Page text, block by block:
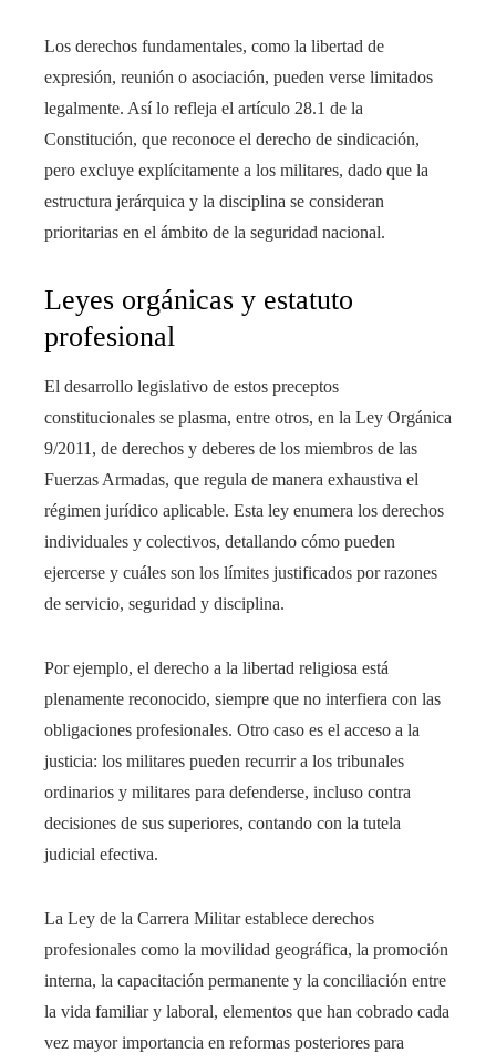
Los derechos fundamentales, como la libertad de
expresión, reunión o asociación, pueden verse limitados
legalmente. Así lo refleja el artículo 28.1 de la
Constitución, que reconoce el derecho de sindicación,
pero excluye explícitamente a los militares, dado que la
estructura jerárquica y la disciplina se consideran
prioritarias en el ámbito de la seguridad nacional.
Leyes orgánicas y estatuto
profesional
El desarrollo legislativo de estos preceptos
constitucionales se plasma, entre otros, en la Ley Orgánica
9/2011, de derechos y deberes de los miembros de las
Fuerzas Armadas, que regula de manera exhaustiva el
régimen jurídico aplicable. Esta ley enumera los derechos
individuales y colectivos, detallando cómo pueden
ejercerse y cuáles son los límites justificados por razones
de servicio, seguridad y disciplina.
Por ejemplo, el derecho a la libertad religiosa está
plenamente reconocido, siempre que no interfiera con las
obligaciones profesionales. Otro caso es el acceso a la
justicia: los militares pueden recurrir a los tribunales
ordinarios y militares para defenderse, incluso contra
decisiones de sus superiores, contando con la tutela
judicial efectiva.
La Ley de la Carrera Militar establece derechos
profesionales como la movilidad geográfica, la promoción
interna, la capacitación permanente y la conciliación entre
la vida familiar y laboral, elementos que han cobrado cada
vez mayor importancia en reformas posteriores para